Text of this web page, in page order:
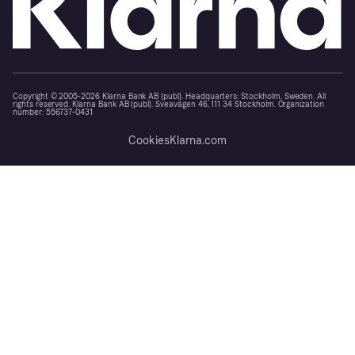
Copyright © 2005-2026 Klarna Bank AB (publ). Headquarters: Stockholm, Sweden. All
rights reserved. Klarna Bank AB (publ). Sveavägen 46, 111 34 Stockholm. Organization
number: 556737-0431
CookiesKlarna.com